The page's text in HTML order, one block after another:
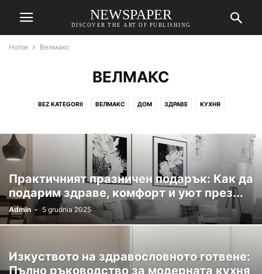
NEWSPAPER
DISCOVER THE ART OF PUBLISHING
Home Велмакс
ВЕЛМАКС
BEZ KATEGORII ВЕЛМАКС ДОМ ЗДРАВЕ КУХНЯ
Практичният празничен подарък: Как да
подарим здраве, комфорт и уют през...
Admin - 5 grudnia 2025
Изкуството на здравословното готвене:
Пълно ръководство за модерната кухня